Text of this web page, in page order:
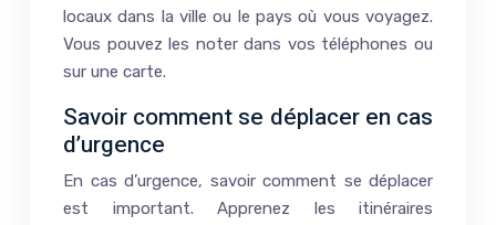
locaux dans la ville ou le pays où vous voyagez.
Vous pouvez les noter dans vos téléphones ou
sur une carte.
Savoir comment se déplacer en cas
d’urgence
En cas d’urgence, savoir comment se déplacer
est important. Apprenez les itinéraires